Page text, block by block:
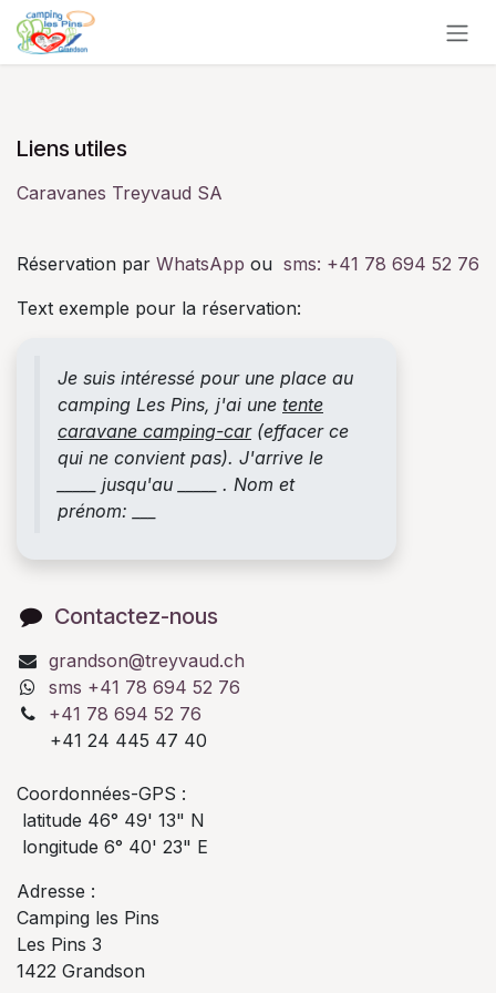
Se rendre au contenu
Liens utiles
Caravanes Treyvaud SA
Réservation par WhatsApp ou sms: +41 78 694 52 76
Text exemple pour la réservation:
Je suis intéressé pour une place au
camping Les Pins, j'ai une tente
caravane camping-car(effacer ce
qui ne convient pas). J'arrive le
_____ jusqu'au _____ . Nom et
prénom: ___
Contactez-nous
grandson@treyvaud.ch
sms +41 78 694 52 76
+41 78 694 52 76
+41 24 445 47 40
Coordonnées-GPS :
latitude 46° 49' 13" N
longitude 6° 40' 23" E
Adresse :
Camping les Pins
Les Pins 3
1422 Grandson